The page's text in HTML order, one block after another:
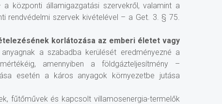
központi államigazgatási szervekről, valamint a
rendvédelmi szervek kivételével – a Get. 3. § 75.
korlátozása az emberi életet vagy
anyagnak a szabadba kerülését eredményezné a
amennyiben a földgázteljesítmény –
esetén a káros anyagok környezetbe jutása
fűtőművek és kapcsolt villamosenergia-termelők